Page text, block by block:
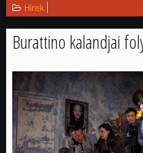
Hírek
Burattino kalandjai